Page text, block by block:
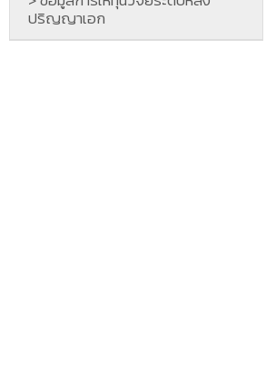
ปริญญาเอก